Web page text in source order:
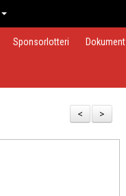
Sponsorlotteri Dokument
>
<